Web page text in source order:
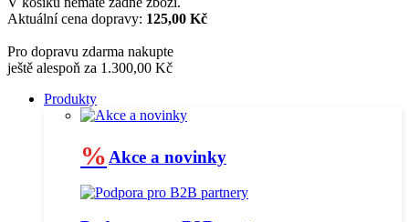
Aktuální cena dopravy: 125,00 Kč
Pro dopravu zdarma nakupte
ještě alespoň za 1.300,00 Kč
Produkty
% Akce a novinky